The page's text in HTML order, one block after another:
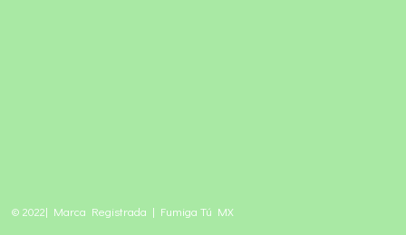
© 2022| Marca Registrada | Fumiga Tú MX